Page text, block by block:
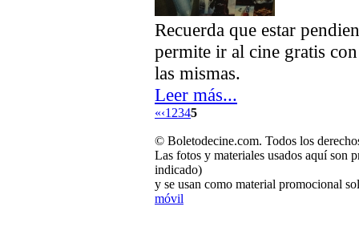
Recuerda que estar
permite ir al cine gratis
las mismas.
Leer más...
«‹1 2345
© Boletodecine.com. Todos los
Las fotos y materiales usados aquí son
indicado)
y se usan como material promocional
móvil